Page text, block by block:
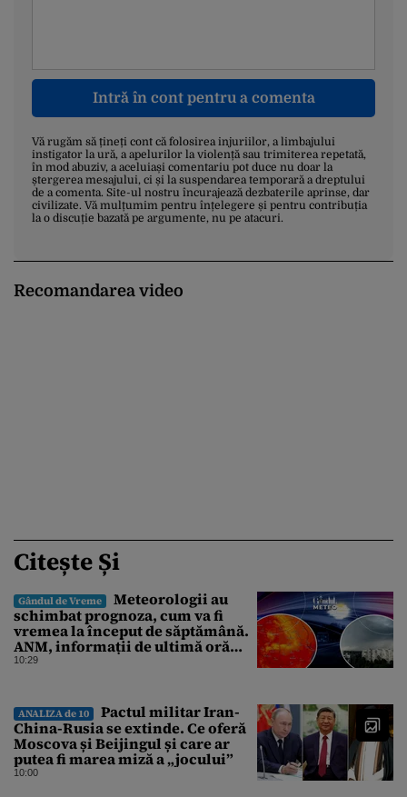
Intră în cont pentru a comenta
Vă rugăm să țineți cont că folosirea injuriilor, a limbajului
instigator la ură, a apelurilor la violență sau trimiterea repetată,
în mod abuziv, a aceluiași comentariu pot duce nu doar la
ștergerea mesajului, ci și la suspendarea temporară a dreptului
de a comenta. Site-ul nostru încurajează dezbaterile aprinse, dar
civilizate. Vă mulțumim pentru înțelegere și pentru contribuția
la o discuție bazată pe argumente, nu pe atacuri.
Recomandarea video
Citește Și
Gândul de Vreme
Meteorologii au
schimbat prognoza, cum va fi
vremea la început de săptămână.
ANM, informații de ultimă oră
pentru Gândul
10:29
ANALIZA de 10
Pactul militar Iran-
China-Rusia se extinde. Ce oferă
Moscova și Beijingul și care ar
putea fi marea miză a „jocului”
10:00